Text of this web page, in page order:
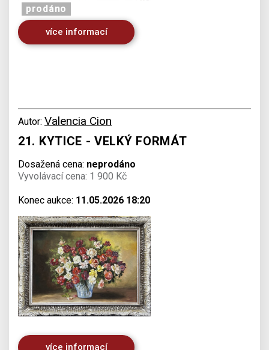
prodáno
více informací
Autor: Valencia Cion
21. KYTICE - VELKÝ FORMÁT
Dosažená cena: neprodáno
Vyvolávací cena: 1 900 Kč
Konec aukce: 11.05.2026 18:20
více informací